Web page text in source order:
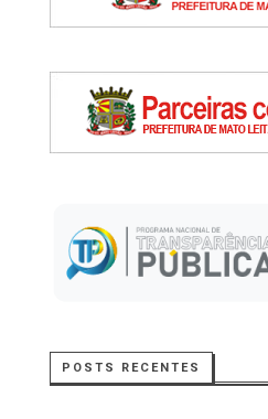
POSTS RECENTES